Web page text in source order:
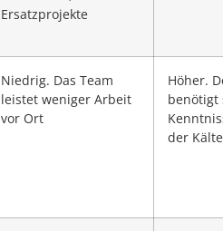
Ersatzprojekte
Niedrig. Das Team
leistet weniger Arbeit
vor Ort
Höher.
benötigt
der